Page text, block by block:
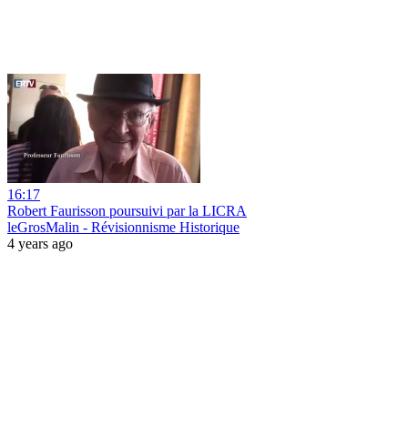
16:17
Robert Faurisson poursuivi par la LICRA
leGrosMalin - Révisionnisme Historique
4 years ago